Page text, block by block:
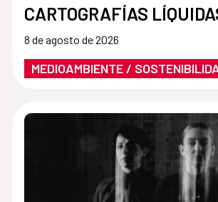
CARTOGRAFÍAS
8 de agosto de 2026
MEDIOAMBIENTE /